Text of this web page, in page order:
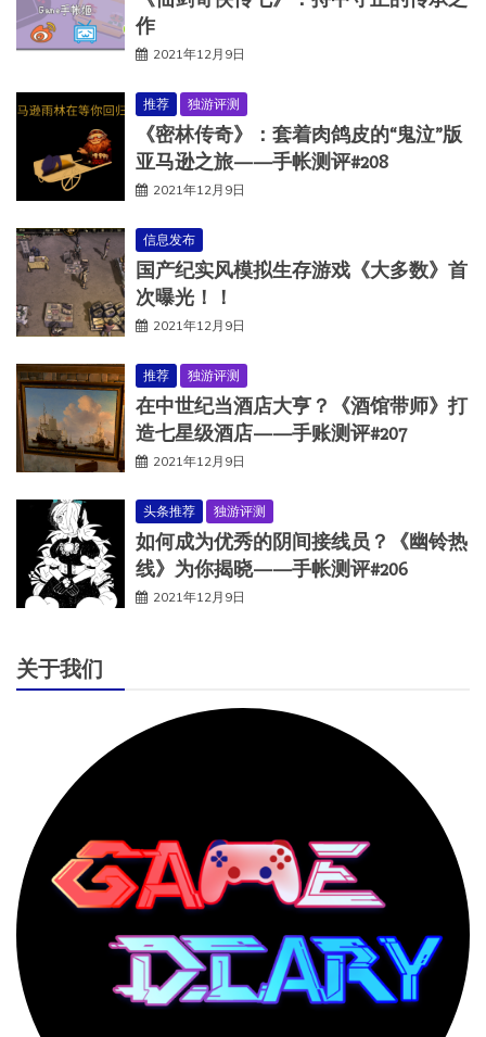
作
2021年12月9日
推荐 独游评测
《密林传奇》：套着肉鸽皮的“鬼泣”版
亚马逊之旅——手帐测评#208
2021年12月9日
信息发布
国产纪实风模拟生存游戏《大多数》首
次曝光！！
2021年12月9日
推荐 独游评测
在中世纪当酒店大亨？《酒馆带师》打
造七星级酒店——手账测评#207
2021年12月9日
头条推荐 独游评测
如何成为优秀的阴间接线员？《幽铃热
线》为你揭晓——手帐测评#206
2021年12月9日
关于我们